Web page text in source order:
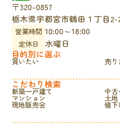
〒320-0857
栃木県宇都宮市鶴田１丁目
営業時間 10:00～18:00
定休日
水曜日
目的別に選ぶ
買いたい 売り
こだわり検索
新築一戸建て 中古
マンション 土地
現地販売会 値